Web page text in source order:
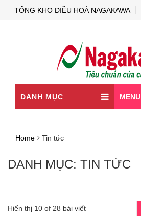
TỔNG KHO ĐIỀU HOÀ NAGAKAWA
DANH MỤC MENU
Home Tin tức
DANH MỤC: TIN TỨC
Hiển thị 10 of 28 bài viết